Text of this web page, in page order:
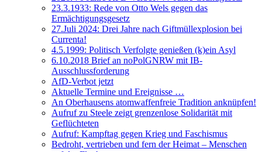
23.3.1933: Rede von Otto Wels gegen das
Ermächtigungsgesetz
27.Juli 2024: Drei Jahre nach Giftmüllexplosion bei
Currenta!
4.5.1999: Politisch Verfolgte genießen (k)ein Asyl
6.10.2018 Brief an noPolGNRW mit IB-
Ausschlussforderung
AfD-Verbot jetzt
Aktuelle Termine und Ereignisse …
An Oberhausens atomwaffenfreie Tradition anknüpfen!
Aufruf zu Steele zeigt grenzenlose Solidarität mit
Geflüchteten
Aufruf: Kampftag gegen Krieg und Faschismus
Bedroht, vertrieben und fern der Heimat – Menschen